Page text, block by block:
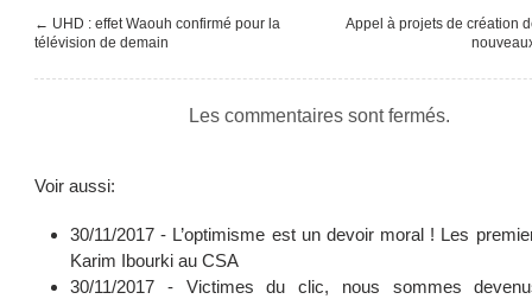
← UHD : effet Waouh confirmé pour la
télévision de demain
Appel à projets de création
Les commentaires sont fermés.
Voir aussi:
30/11/2017 - L’optimisme est un devoir moral ! Les
Karim Ibourki au CSA
30/11/2017 - Victimes du clic, nous sommes